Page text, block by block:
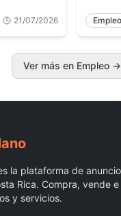
21/07/2026 Empleo
Ver más en Empleo →
la plataforma de
Rica. Compra, vende
y servicios.